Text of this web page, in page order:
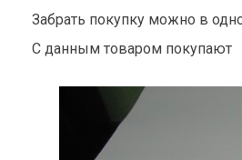
Забрать покупку можно в
С данным товаром покупают